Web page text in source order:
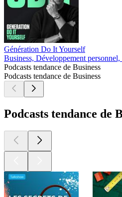
Génération Do It Yourself
Business, Développement
Podcasts tendance de Business
Podcasts tendance de Business
Podcasts tendance de